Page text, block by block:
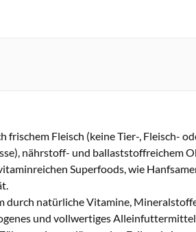
frischem Fleisch (keine Tier-, Fleisch-
nährstoff- und ballaststoffreichem
Superfoods, wie
durch natürliche Vitamine,
und vollwertiges